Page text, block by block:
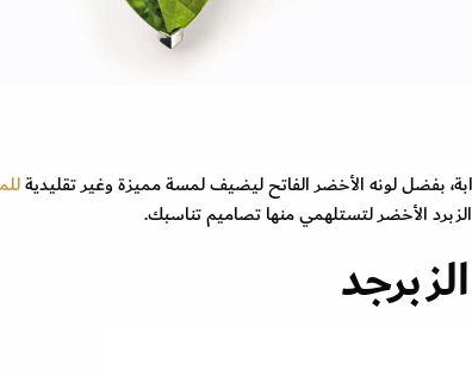
بفضل لونه الأخضر الفاتح ليضيف لمسة مميزة وغير تقليدية
الأخضر لتستلهمي منها تصاميم تناسبك.